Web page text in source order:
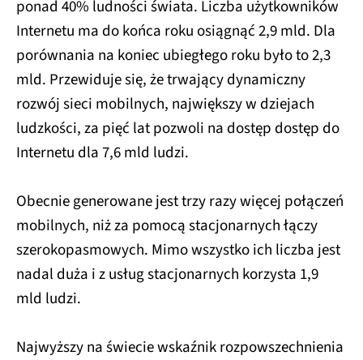
ponad 40% ludności świata. Liczba użytkowników
Internetu ma do końca roku osiągnąć 2,9 mld. Dla
porównania na koniec ubiegłego roku było to 2,3
mld. Przewiduje się, że trwający dynamiczny
rozwój sieci mobilnych, największy w dziejach
ludzkości, za pięć lat pozwoli na dostęp dostęp do
Internetu dla 7,6 mld ludzi.
Obecnie generowane jest trzy razy więcej połączeń
mobilnych, niż za pomocą stacjonarnych łączy
szerokopasmowych. Mimo wszystko ich liczba jest
nadal duża i z usług stacjonarnych korzysta 1,9
mld ludzi.
Najwyższy na świecie wskaźnik rozpowszechnienia